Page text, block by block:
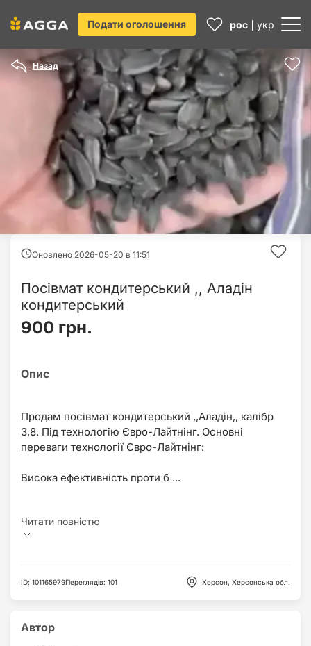
Подати оголошення рос укр
Назад
Оновлено 2026-05-20 в 11:51
Посівмат кондитерський ,, Аладін
кондитерський
900 грн.
Продам посівмат кондитерський ,,Аладін,, калібр
3,8. Під технологію Євро-Лайтнінг. Основні
переваги технології Євро-Лайтнінг:
Висока ефективність проти б ...
ID: 101165979Переглядів: 101 Херсон, Херсонська обл.
Автор